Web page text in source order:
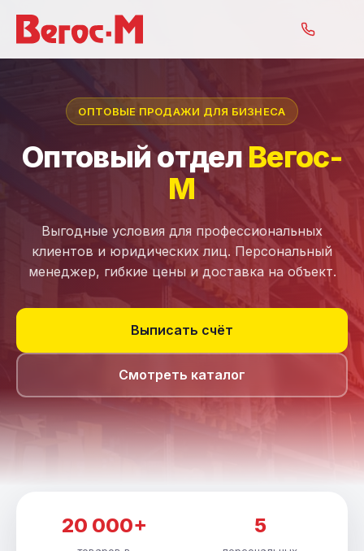
ОПТОВЫЕ ПРОДАЖИ ДЛЯ БИЗНЕСА
Оптовый отдел Вегос-
М
Выгодные условия для профессиональных
клиентов и юридических лиц. Персональный
менеджер, гибкие цены и доставка на объект.
Выписать счёт
Смотреть каталог
20 000+ 5